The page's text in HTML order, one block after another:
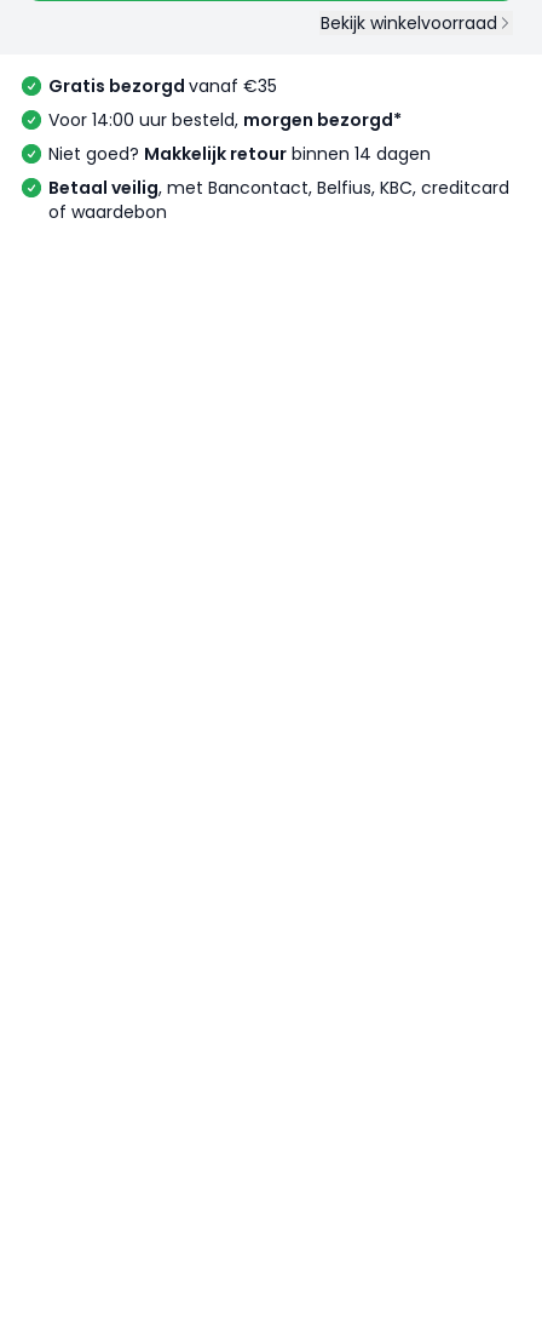
Bekijk winkelvoorraad
Gratis bezorgd vanaf €35
Voor 14:00 uur besteld, morgen bezorgd*
Niet goed? Makkelijk retour binnen 14 dagen
Betaal veilig, met Bancontact, Belfius, KBC, creditcard
of waardebon